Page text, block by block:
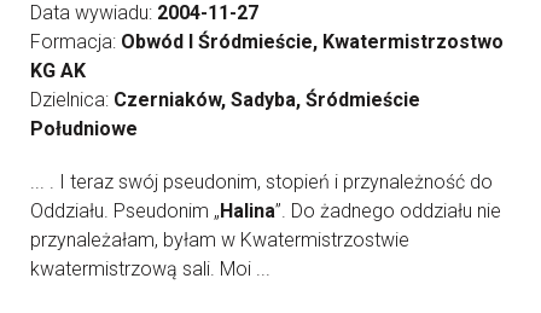
Data wywiadu: 2004-11-27
Formacja: Obwód I Śródmieście, Kwatermistrzostwo
KG AK
Dzielnica: Czerniaków, Sadyba, Śródmieście
Południowe
... . I teraz swój pseudonim, stopień i przynależność do
Oddziału. Pseudonim „Halina”. Do żadnego oddziału nie
przynależałam, byłam w Kwatermistrzostwie
kwatermistrzową sali. Moi ...